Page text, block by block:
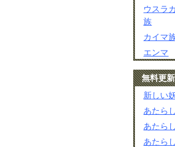
ウスラ
族
カイマ
エンマ
無料更
新しい
あたら
あたら
あたら